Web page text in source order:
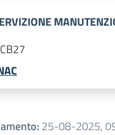
:25-08-2025,